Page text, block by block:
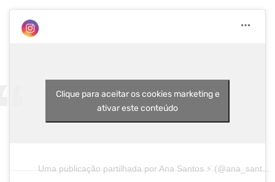
Uma publicação partilhada por Ana Santos ⚡️ (@ana_santoss.13)
Clique para aceitar os cookies marketing e
ativar este conteúdo